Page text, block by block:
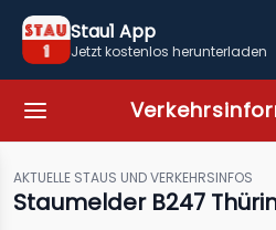
Stau1 App
Jetzt kostenlos herunterladen
AKTUELLE STAUS UND VERKEHRSINFOS
Staumelder B247